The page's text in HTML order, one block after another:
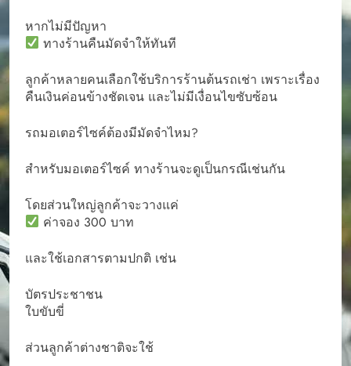
หากไม่มีปัญหา
ทางร้านคืนมัดจำให้ทันที
ลูกค้าหลายคนเลือกใช้บริการร้านต้นรถเช่า เพราะเรื่อง
คืนเงินค่อนข้างชัดเจน และไม่มีเงื่อนไขซับซ้อน
รถมอเตอร์ไซค์ต้องมีมัดจำไหม?
สำหรับมอเตอร์ไซค์ ทางร้านจะดูเป็นกรณีเช่นกัน
โดยส่วนใหญ่ลูกค้าจะวางแค่
ค่าจอง 300 บาท
และใช้เอกสารตามปกติ เช่น
บัตรประชาชน
ใบขับขี่
ส่วนลูกค้าต่างชาติจะใช้